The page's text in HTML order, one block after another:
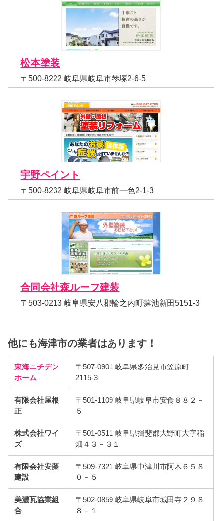
松本塗装
〒500-8222 岐阜県岐阜市琴塚2-6-5
宇野ペイント
〒500-8232 岐阜県岐阜市前一色2-1-3
合同会社森ルーフ建装
〒503-0213 岐阜県安八郡輪之内町藻池新田5151-3
他にも海津市の業者はあります！
東海ニチデン
ホーム
〒507-0901 岐阜県多治見市笠原町
2115-3
有限会社屋根
正
〒501-1109 岐阜県岐阜市安食８８２－
５
株式会社ワイ
ズ
〒501-0511 岐阜県揖斐郡大野町大字稲
畑４３－３１
有限会社安藤
建設
〒509-7321 岐阜県中津川市阿木６５８
０－５
美濃瓦協業組
合
〒502-0859 岐阜県岐阜市城田寺２９８
８－１